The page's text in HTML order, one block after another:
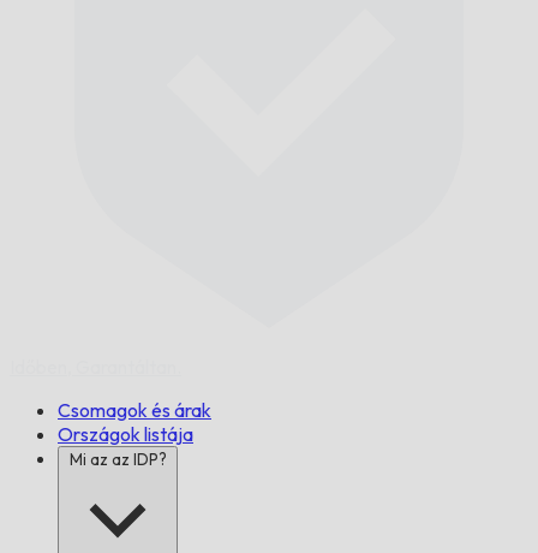
Csomagok és árak
Országok listája
Mi az az IDP?